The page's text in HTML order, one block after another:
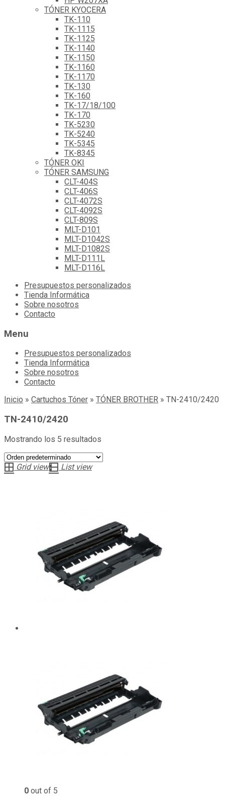
TÓNER KYOCERA
TK-110
TK-1115
TK-1125
TK-1140
TK-1150
TK-1160
TK-1170
TK-130
TK-160
TK-17/18/100
TK-170
TK-5230
TK-5240
TK-5345
TK-8345
TÓNER OKI
TÓNER SAMSUNG
CLT-404S
CLT-406S
CLT-4072S
CLT-4092S
CLT-809S
MLT-D101
MLT-D1042S
MLT-D1082S
MLT-D111L
MLT-D116L
Skip
content
Presupuestos personalizados
Tienda Informática
Sobre nosotros
Contacto
Menu
Presupuestos personalizados
Tienda Informática
Sobre nosotros
Contacto
Inicio » Cartuchos Tóner » TÓNER BROTHER » TN-2410/2420
TN-2410/2420
Mostrando los 5 resultados
Grid view List view
0 out of 5